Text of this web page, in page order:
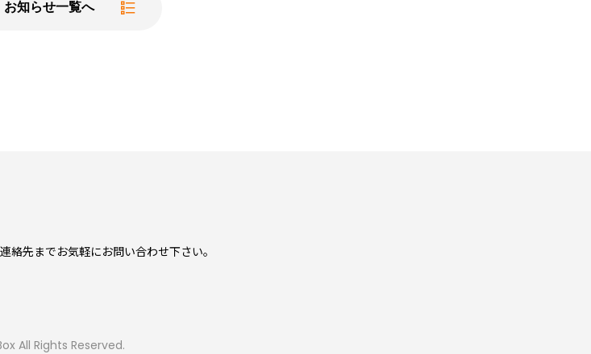
お知らせ一覧へ
絡先までお気軽にお問い合わせ下さい。
All Rights Reserved.